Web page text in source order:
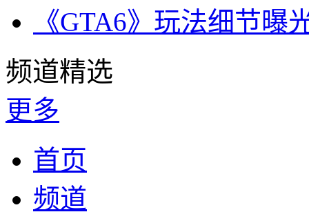
《GTA6》玩法细节
频道精选
更多
首页
频道